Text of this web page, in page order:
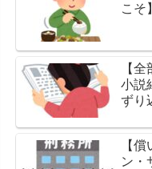
こそ
【
小説
ずり
【
ン・